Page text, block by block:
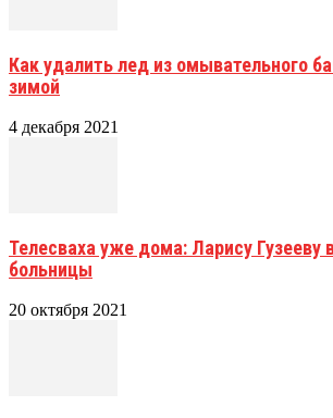
Как удалить лед из омывательного
зимой
4 декабря 2021
Телесваха уже дома: Ларису Гузееву
больницы
20 октября 2021